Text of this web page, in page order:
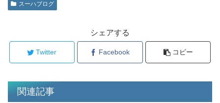
スーハブログ
シェアする
Twitter Facebook コピー
関連記事